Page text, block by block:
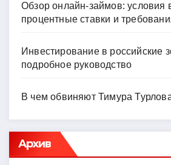
Обзор онлайн-займов: условия
процентные ставки и
Инвестирование в российские
подробное руководство
В чем обвиняют Тимура
Архив